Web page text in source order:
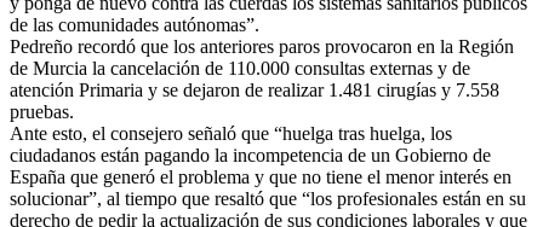
de las comunidades autónomas”.
Pedreño recordó que los anteriores paros provocaron en la Región
de Murcia la cancelación de 110.000 consultas externas y de
atención Primaria y se dejaron de realizar 1.481 cirugías y 7.558
pruebas.
Ante esto, el consejero señaló que “huelga tras huelga, los
ciudadanos están pagando la incompetencia de un Gobierno de
España que generó el problema y que no tiene el menor interés en
solucionar”, al tiempo que resaltó que “los profesionales están en su
derecho de pedir la actualización de sus condiciones laborales y que